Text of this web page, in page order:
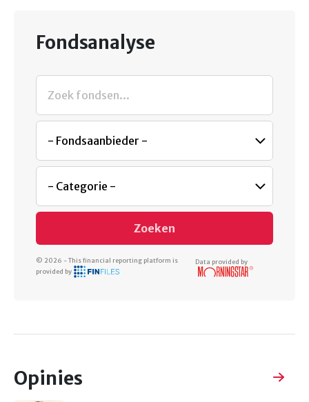
Fondsanalyse
Zoeken
© 2026 - This financial reporting platform is
provided by
Data provided by
Opinies